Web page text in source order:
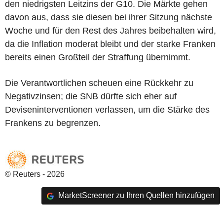
den niedrigsten Leitzins der G10. Die Märkte gehen
davon aus, dass sie diesen bei ihrer Sitzung nächste
Woche und für den Rest des Jahres beibehalten wird,
da die Inflation moderat bleibt und der starke Franken
bereits einen Großteil der Straffung übernimmt.
Die Verantwortlichen scheuen eine Rückkehr zu
Negativzinsen; die SNB dürfte sich eher auf
Deviseninterventionen verlassen, um die Stärke des
Frankens zu begrenzen.
© Reuters - 2026
MarketScreener zu Ihren Quellen hinzufügen